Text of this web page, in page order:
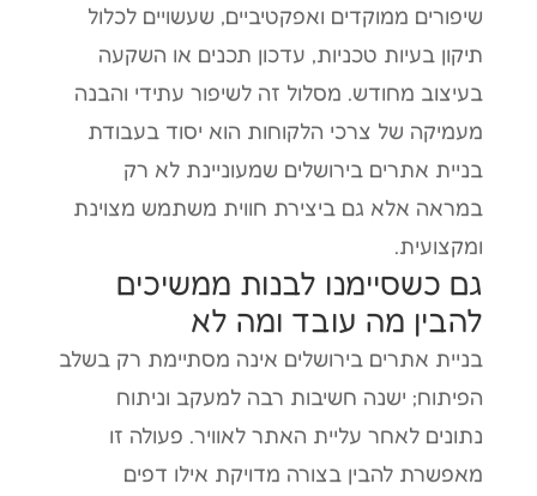
שיפורים ממוקדים ואפקטיביים, שעשויים לכלול
תיקון בעיות טכניות, עדכון תכנים או השקעה
בעיצוב מחודש. מסלול זה לשיפור עתידי והבנה
מעמיקה של צרכי הלקוחות הוא יסוד בעבודת
בניית אתרים בירושלים שמעוניינת לא רק
במראה אלא גם ביצירת חווית משתמש מצוינת
ומקצועית.
גם כשסיימנו לבנות ממשיכים
להבין מה עובד ומה לא
בניית אתרים בירושלים אינה מסתיימת רק בשלב
הפיתוח; ישנה חשיבות רבה למעקב וניתוח
נתונים לאחר עליית האתר לאוויר. פעולה זו
מאפשרת להבין בצורה מדויקת אילו דפים